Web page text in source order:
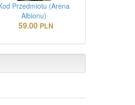
Przedmiotu (Arena
Albionu)
59.00 PLN